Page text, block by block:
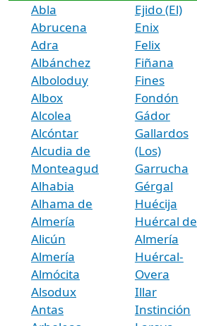
Abla
Abrucena
Adra
Albánchez
Alboloduy
Albox
Alcolea
Alcóntar
Alcudia de
Monteagud
Alhabia
Alhama de
Almería
Alicún
Almería
Almócita
Alsodux
Antas
Ejido (El)
Enix
Felix
Fiñana
Fines
Fondón
Gádor
Gallardos
(Los)
Garrucha
Gérgal
Huécija
Huércal de
Almería
Huércal-
Overa
Illar
Instinción